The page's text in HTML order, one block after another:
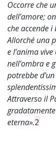
Occorre che
dell’amore;
che accende i
Allorché una
e l’anima
nell’ombra e
potrebbe
Attraverso il
eterna».2